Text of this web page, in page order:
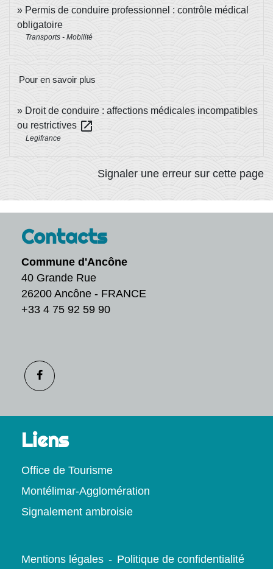
Permis de conduire professionnel : contrôle médical
obligatoire
Transports - Mobilité
Pour en savoir plus
Droit de conduire : affections médicales incompatibles
ou restrictives open_in_new
Legifrance
Signaler une erreur sur cette page
Contacts
Commune d'Ancône
40 Grande Rue
26200 Ancône - FRANCE
+33 4 75 92 59 90
Liens
Office de Tourisme
Montélimar-Agglomération
Signalement ambroisie
Mentions légales - Politique de confidentialité